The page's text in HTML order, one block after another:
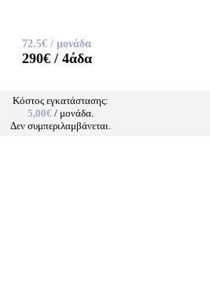
72.5€ / μονάδα
290€/ 4άδα
Κόστος εγκατάστασης:
5,00€ / μονάδα.
Δεν συμπεριλαμβάνεται.